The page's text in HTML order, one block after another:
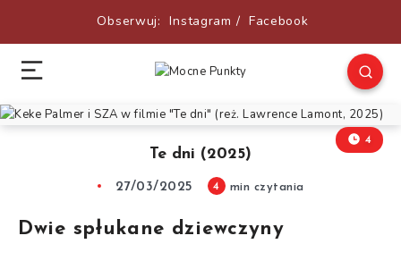
Obserwuj: Instagram / Facebook
4
Te dni (2025)
27/03/2025 4 min czytania
Dwie spłukane dziewczyny